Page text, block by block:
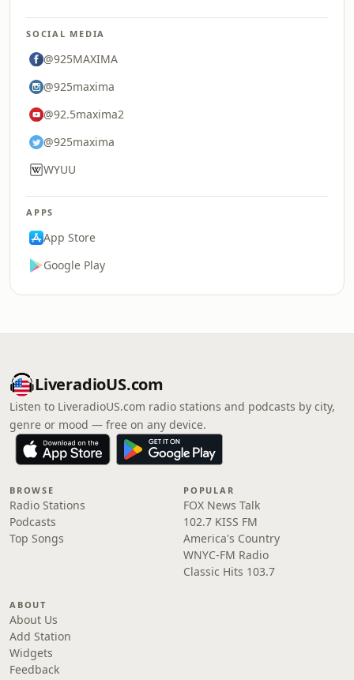
SOCIAL MEDIA
@925MAXIMA
@925maxima
@92.5maxima2
@925maxima
WYUU
APPS
App Store
Google Play
LiveradioUS.com
Listen to LiveradioUS.com radio stations and podcasts by city,
genre or mood — free on any device.
BROWSE
Radio Stations
Podcasts
Top Songs
POPULAR
FOX News Talk
102.7 KISS FM
America's Country
WNYC-FM Radio
Classic Hits 103.7
ABOUT
About Us
Add Station
Widgets
Feedback